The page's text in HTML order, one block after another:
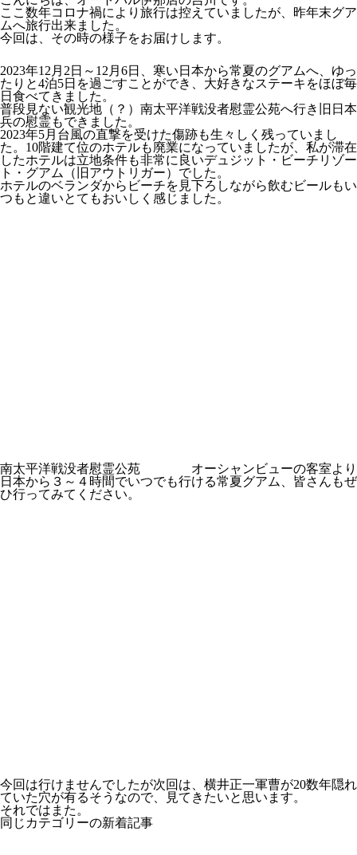
ここ数年コロナ禍により旅行は控えていましたが、昨年末グア
ムへ旅行出来ました。
今回は、その時の様子をお届けします。
2023年12月2日～12月6日、寒い日本から常夏のグアムへ、ゆっ
たりと4泊5日を過ごすことができ、大好きなステーキをほぼ毎
日食べてきました。
普段見ない観光地（？）南太平洋戦没者慰霊公苑へ行き旧日本
兵の慰霊もできました。
2023年5月台風の直撃を受けた傷跡も生々しく残っていまし
た。10階建て位のホテルも廃業になっていましたが、私が滞在
したホテルは立地条件も非常に良いデュジット・ビーチリゾー
ト・グアム（旧アウトリガー）でした。
ホテルのベランダからビーチを見下ろしながら飲むビールもい
つもと違いとてもおいしく感じました。
南太平洋戦没者慰霊公苑
オーシャンビューの客室より
日本から３～４時間でいつでも行ける常夏グアム、皆さんもぜ
ひ行ってみてください。
今回は行けませんでしたが次回は、横井正一軍曹が20数年隠れ
ていた穴が有るそうなので、見てきたいと思います。
それではまた。
同じカテゴリーの新着記事